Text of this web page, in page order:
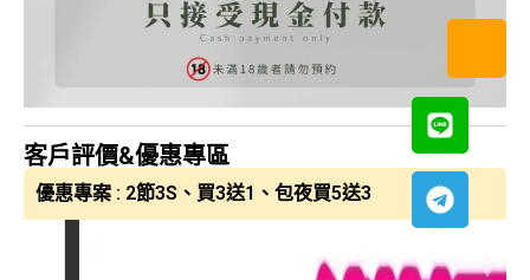
客戶評價&優惠專區
優惠專案 : 2節3S、買3送1、包夜買5送3